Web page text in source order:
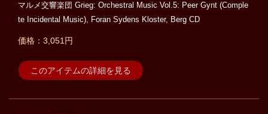
マルメ交響楽団 Grieg: Orchestral Music Vol.5: Peer Gynt (Comple
te Incidental Music), Foran Sydens Kloster, Berg CD
価格：3,051円
このアイテムの詳細を見る